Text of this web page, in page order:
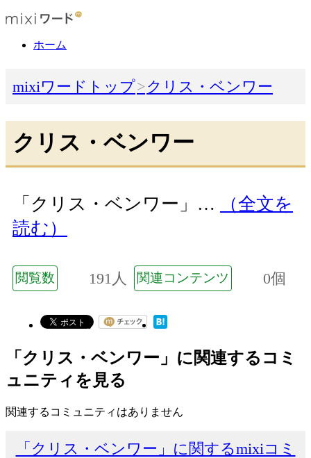
ホーム
mixiワードトップ クリス・ベンワー
クリス・ベンワー
「クリス・ベンワー」…
（全文を
読む）
閲覧数 191人 関連コンテンツ 0個
「クリス・ベンワー」に関連するコミ
ュニティを見る
関連するコミュニティはありません
「クリス・ベンワー」に関するmixiコミ